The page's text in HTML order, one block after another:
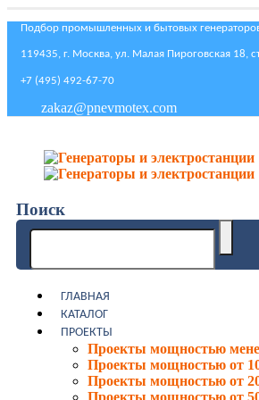
Подбор промышленных и бытовых
119435, г. Москва, ул. Малая Пироговская 18,
+7 (495) 492-67-70
zakaz@pnevmotex.com
Поиск
ГЛАВНАЯ
КАТАЛОГ
ПРОЕКТЫ
Проекты мощностью
Проекты мощностью от
Проекты мощностью от
Проекты мощностью от